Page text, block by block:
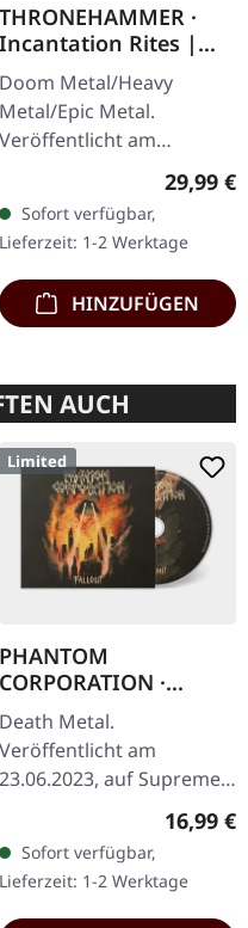
THRONEHAMMER ·
Incantation Rites |
SPLATTER 2LP
Doom Metal/Heavy
Metal/Epic Metal.
Veröffentlicht am
21.10.2022, auf Supreme
Chaos Records. SCR-
exklusives Transparent
Rot/Schwarz/Weiß…
29,99 €
Sofort verfügbar,
Lieferzeit: 1-2 Werktage
HINZUFÜGEN
AUCH
Limited
PHANTOM
CORPORATION ·
Fallout | DIGIPAK CD
Death Metal.
Veröffentlicht am
23.06.2023, auf Supreme
Chaos Records. Digipak-
Version mit 12-seitigem
Booklet, limitiert auf nur
250 handnummerierte…
16,99 €
Sofort verfügbar,
Lieferzeit: 1-2 Werktage